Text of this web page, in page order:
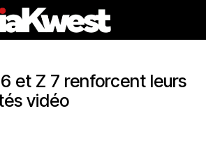
et Z 7 renforcent leurs
vidéo